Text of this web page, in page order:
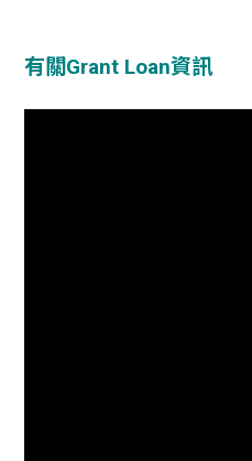
有關Grant Loan資訊